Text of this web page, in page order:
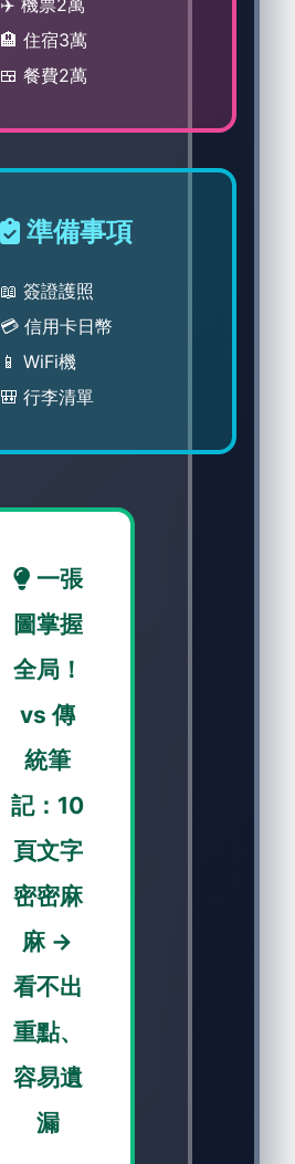
✈️ 機票2萬
🏨 住宿3萬
🍱 餐費2萬
準備事項
📖 簽證護照
💳 信用卡日幣
📱 WiFi機
🎒 行李清單
一張
圖掌握
全局！
vs 傳
統筆
記：10
頁文字
密密麻
麻 →
看不出
重點、
容易遺
漏